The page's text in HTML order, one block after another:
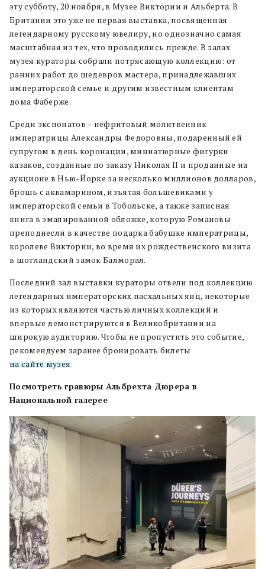
эту субботу, 20 ноября, в Музее Виктории и Альберта. В
Британии это уже не первая выставка, посвященная
легендарному русскому ювелиру, но однозначно самая
масштабная из тех, что проводились прежде. В залах
музея кураторы собрали потрясающую коллекцию: от
ранних работ до шедевров мастера, принадлежавших
императорской семье и другим известным клиентам
дома Фаберже.
Среди экспонатов – нефритовый молитвенник
императрицы Александры Федоровны, подаренный ей
супругом в день коронации, миниатюрные фигурки
казаков, созданные по заказу Николая II и проданные на
аукционе в Нью-Йорке за несколько миллионов долларов,
брошь с аквамарином, изъятая большевиками у
императорской семьи в Тобольске, а также записная
книга в эмалированной обложке, которую Романовы
преподнесли в качестве подарка бабушке императрицы,
королеве Виктории, во время их рождественского визита
в шотландский замок Балморал.
Последний зал выставки кураторы отвели под коллекцию
легендарных императорских пасхальных яиц, некоторые
из которых являются частью личных коллекций и
впервые демонстрируются в Великобритании на
широкую аудиторию. Чтобы не пропустить это событие,
рекомендуем заранее бронировать билеты
на сайте музея.
Посмотреть гравюры Альбрехта Дюрера в
Национальной галерее